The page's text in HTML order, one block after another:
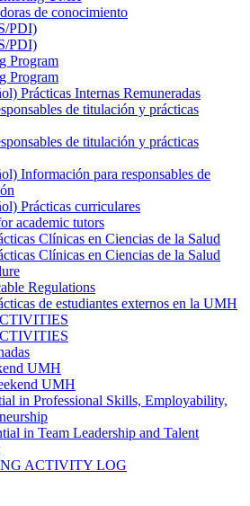
de conocimiento
PDI)
PDI)
Program
Program
Prácticas Internas Remuneradas
de titulación y prácticas
de titulación y prácticas
Información para responsables de
Prácticas curriculares
academic tutors
Clínicas en Ciencias de la Salud
Clínicas en Ciencias de la Salud
Regulations
de estudiantes externos en la UMH
UMH
UMH
in Professional Skills, Employability,
in Team Leadership and Talent
ACTIVITY LOG